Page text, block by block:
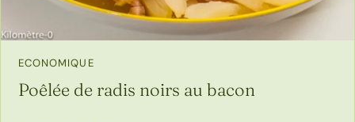
ECONOMIQUE
Poêlée de radis noirs au bacon